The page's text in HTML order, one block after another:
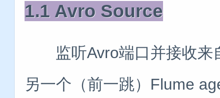
1.1 Avro Source
监听Avro端口并接收来
另一个（前一跳）Flume